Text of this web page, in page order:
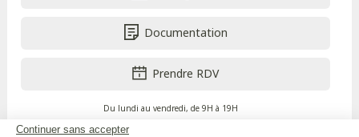
Continuer sans accepter
Documentation
Prendre RDV
Du lundi au vendredi, de 9H à 19H